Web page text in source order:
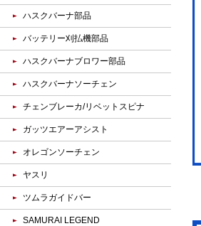
ハスクバーナ部品
バッテリー刈払機部品
ハスクバーナブロワー部品
ハスクバーナソーチェン
チェンブレーカ/リベットスピナ
ガッツエアーアシスト
オレゴンソーチェン
ヤスリ
ツムラガイドバー
SAMURAI LEGEND